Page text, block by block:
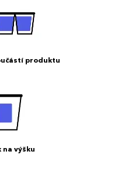
produktu
na výšku